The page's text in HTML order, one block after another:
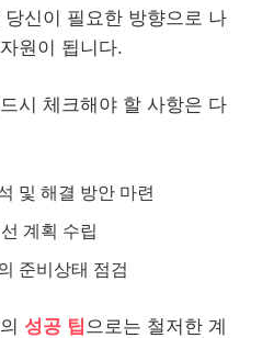
신이 필요한 방향으로 나
원이 됩니다.
시 체크해야 할 사항은 다
및 해결 방안 마련
계획 수립
준비상태 점검
성공 팁으로는 철저한 계